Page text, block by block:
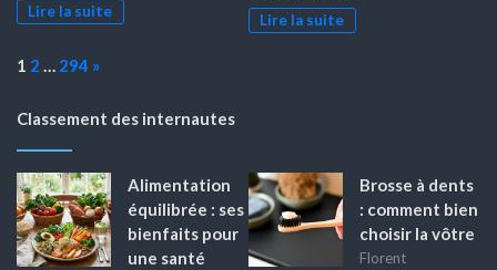
Lire la suite Lire la suite
Page:
1 2 … 294 Next
»
Classement des internautes
Alimentation
équilibrée : ses
bienfaits pour
une santé
Brosse à dents
: comment bien
choisir la vôtre
Florent